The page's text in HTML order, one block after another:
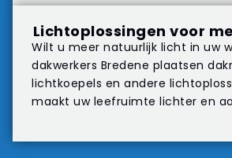
Lichtoplossingen voor
Wilt u meer natuurlijk licht in uw
dakwerkers Bredene plaatsen
lichtkoepels en andere
maakt uw leefruimte lichter en